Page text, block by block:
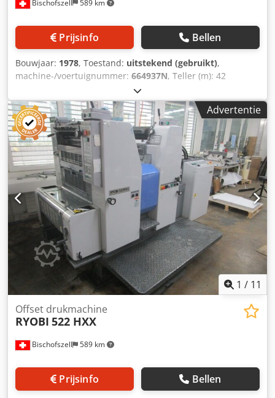
Bischofszell 589 km
Prijsinfo Bellen
Bouwjaar: 1978, Toestand: uitstekend (gebruikt),
machine-/voertuignummer: 664937N, Teller (m): 42
Credpfx Aogfb E Renijf Formaat (cm): 32x46 Demping: Varn
Kompac III Uitrusting / Extra informatie: met N&P
(nummering & perforatie) eenheid
Advertentie
1 / 11
Bischofszell 589 km
Offset drukmachine
RYOBI 522 HXX
Prijsinfo Bellen